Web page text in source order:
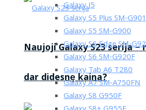
Naujoji Galaxy S23 serija
dar didesnę kaina?
Galaxy J5
Galaxy S5 Plus SM-
Galaxy S5 SM-G900
Galaxy S6 Edge SM-
Galaxy S6 SM-G920F
Galaxy Tab A6 T280
Galaxy A7 SM-A750FN
Galaxy S8 G950F